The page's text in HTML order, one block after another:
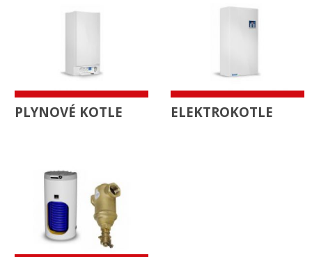
PLYNOVÉ KOTLE ELEKTROKOTLE